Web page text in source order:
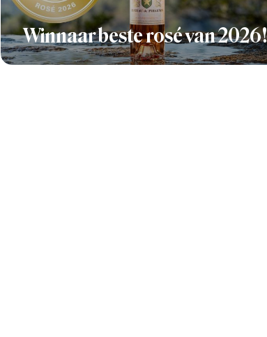
Winnaar beste rosé van 2026!